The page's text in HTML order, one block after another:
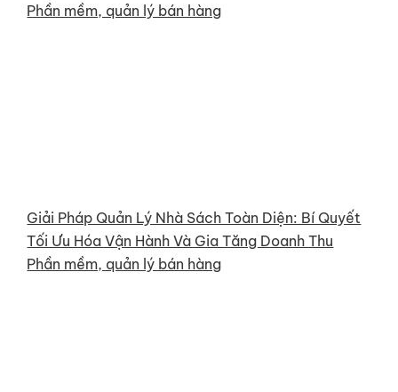
Phần mềm, quản lý bán hàng
Giải Pháp Quản Lý Nhà Sách Toàn Diện: Bí Quyết
Tối Ưu Hóa Vận Hành Và Gia Tăng Doanh Thu
Phần mềm, quản lý bán hàng